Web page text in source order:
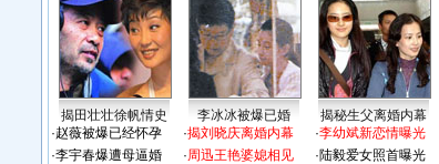
揭田壮壮徐帆情史 李冰冰被爆已婚
揭秘生父离婚内幕
·赵薇被爆已经怀孕
·李宇春爆遭母逼婚
·揭刘晓庆离婚内幕
·周迅王艳婆媳相见
·李幼斌新恋情曝光
·陆毅爱女照首曝光